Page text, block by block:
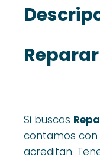
Si buscas
contamos con
acreditan.